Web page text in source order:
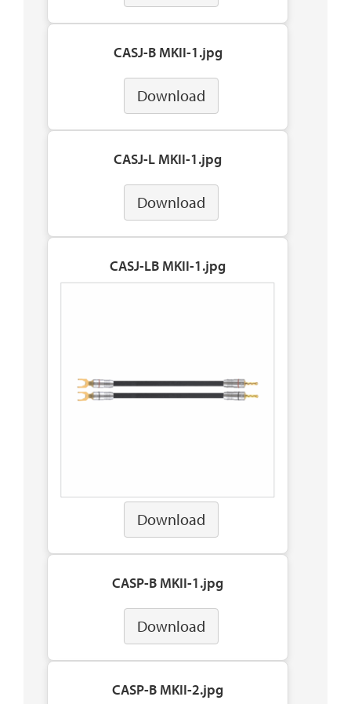
CASJ-B MKII-1.jpg
Download
CASJ-L MKII-1.jpg
Download
CASJ-LB MKII-1.jpg
Download
CASP-B MKII-1.jpg
Download
CASP-B MKII-2.jpg